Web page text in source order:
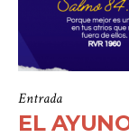
Entrada
EL